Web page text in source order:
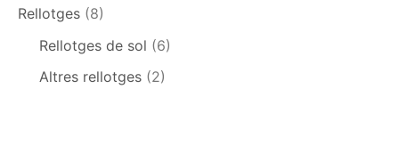
Rellotges (8)
Rellotges de sol (6)
Altres rellotges (2)